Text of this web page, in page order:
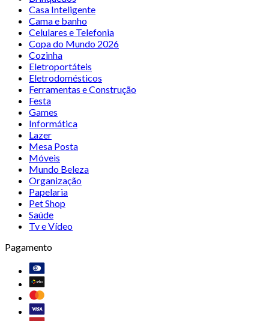
Casa Inteligente
Cama e banho
Celulares e Telefonia
Copa do Mundo 2026
Cozinha
Eletroportáteis
Eletrodomésticos
Ferramentas e Construção
Festa
Games
Informática
Lazer
Mesa Posta
Móveis
Mundo Beleza
Organização
Papelaria
Pet Shop
Saúde
Tv e Vídeo
Pagamento